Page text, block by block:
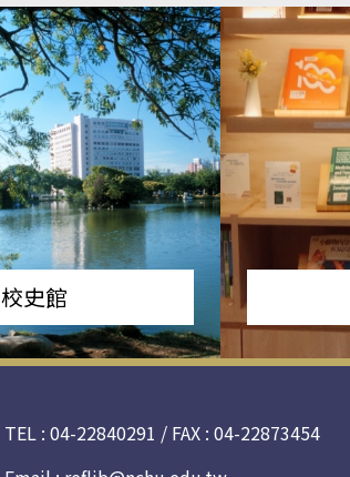
校史館
TEL : 04-22840291 / FAX : 04-22873454